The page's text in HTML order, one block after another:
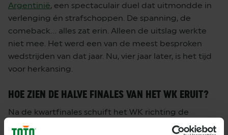
Argentinië, een spectaculair duel dat uitmondde in
verlenging én strafschoppen. De spanning, de
comeback… alles zat erin. Alleen de uitslag werkte
niet mee. Het werd een van de meest besproken
wedstrijden van dat jaar. Nu, vier jaar later, is het tijd
voor herkansing.
HOE ZIEN DE HALVE FINALES VAN HET WK ERUIT?
Na de kwartfinales schuift het WK richting de
eindfase. Dat gaat zo: